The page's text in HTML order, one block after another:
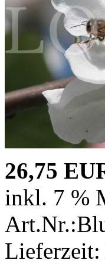
26,75
inkl. 7 %